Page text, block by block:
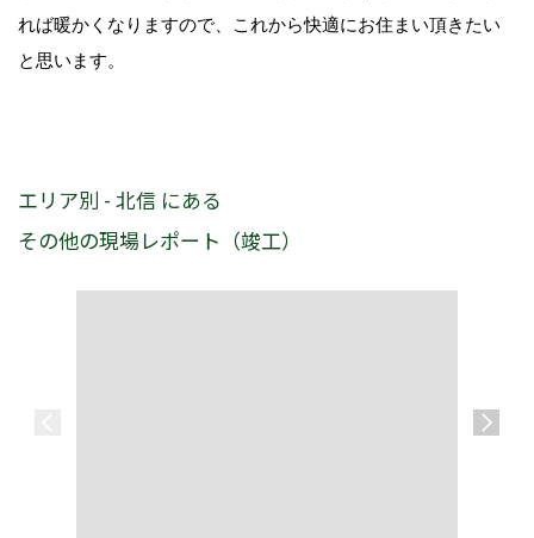
れば暖かくなりますので、これから快適にお住まい頂きたい
と思います。
エリア別 - 北信 にある
その他の現場レポート（竣工）